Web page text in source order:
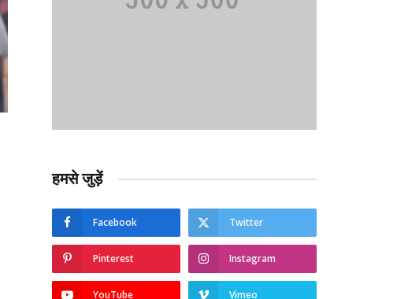
हमसे जुड़ें
Facebook Twitter
Pinterest Instagram
YouTube Vimeo